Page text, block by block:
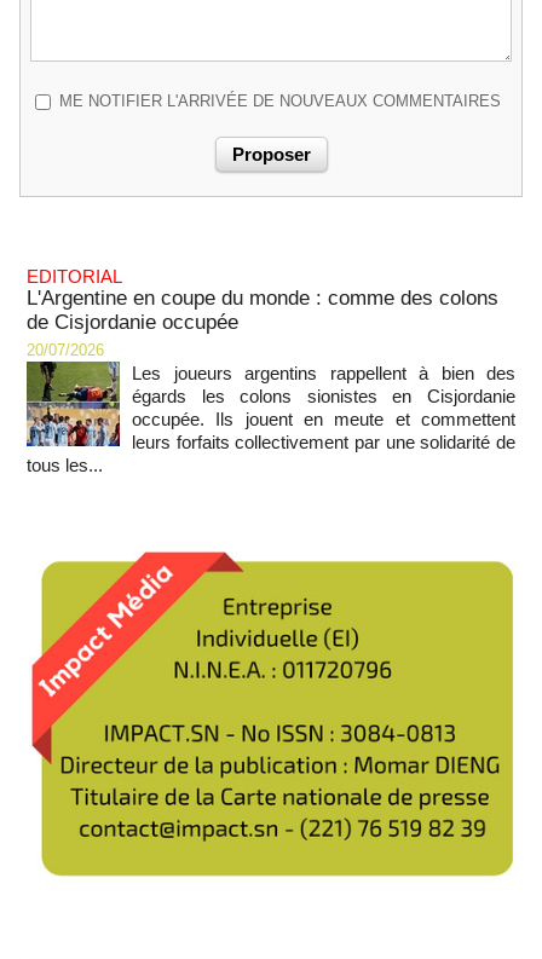
ME NOTIFIER L'ARRIVÉE DE NOUVEAUX COMMENTAIRES
EDITORIAL
L'Argentine en coupe du monde : comme des colons
de Cisjordanie occupée
20/07/2026
Les joueurs argentins rappellent à bien des
égards les colons sionistes en Cisjordanie
occupée. Ils jouent en meute et commettent
leurs forfaits collectivement par une solidarité de
tous les...